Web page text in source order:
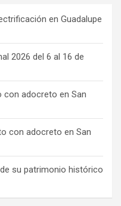
T
u
b
e
C
h
a
n
n
el
en Guadalupe
2026 del 6 al 16 de
con adocreto en San
con adocreto en San
su patrimonio histórico